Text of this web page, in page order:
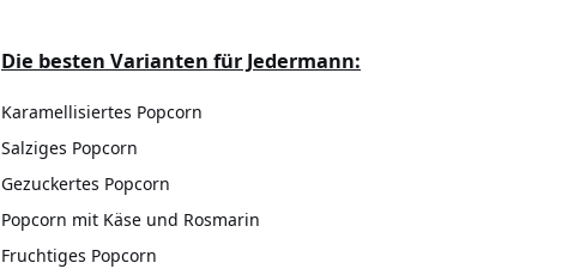
Die besten Varianten für Jedermann:
Karamellisiertes Popcorn
Salziges Popcorn
Gezuckertes Popcorn
Popcorn mit Käse und Rosmarin
Fruchtiges Popcorn